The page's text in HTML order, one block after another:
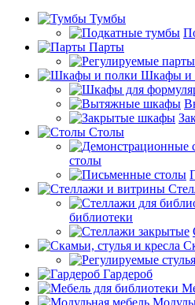
Тумбы
Парты
Шкафы и
Столы
столы
библиотеки
Гардероб